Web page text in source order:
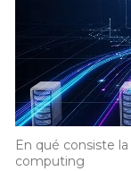
En qué consiste
computing